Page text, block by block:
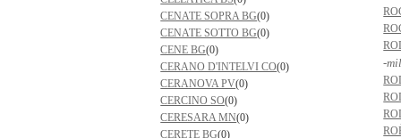
CENATE SOPRA BG(0)
CENATE SOTTO BG(0)
CENE BG(0)
CERANO D'INTELVI CO(0)
CERANOVA PV(0)
CERCINO SO(0)
CERESARA MN(0)
CERETE BG(0)
-